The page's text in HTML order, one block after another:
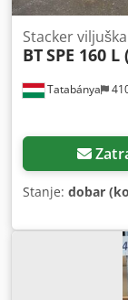
Tatabánya
Stacker
BTSPE 160 L
Stanje: dobar